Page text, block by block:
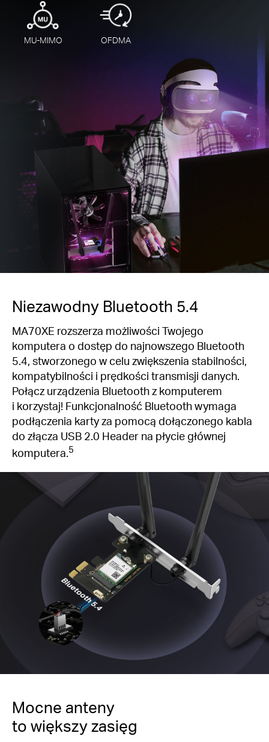
MU-MIMO OFDMA
Niezawodny Bluetooth 5.4
MA70XE rozszerza możliwości Twojego
komputera o dostęp do najnowszego Bluetooth
5.4, stworzonego w celu zwiększenia stabilności,
kompatybilności i prędkości transmisji danych.
Połącz urządzenia Bluetooth z komputerem
i korzystaj! Funkcjonalność Bluetooth wymaga
podłączenia karty za pomocą dołączonego kabla
do złącza USB 2.0 Header na płycie głównej
komputera. 5
Mocne anteny
to większy zasięg